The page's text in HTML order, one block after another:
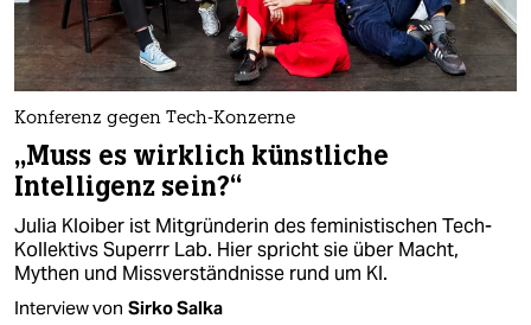
Konferenz gegen Tech-Konzerne
„Muss es wirklich künstliche
Intelligenz sein?“
Julia Kloiber ist Mitgründerin des feministischen Tech-
Kollektivs Superrr Lab. Hier spricht sie über Macht,
Mythen und Missverständnisse rund um KI.
Interview von Sirko Salka